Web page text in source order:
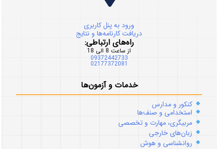
ورود به پنل کاربری
دریافت کارنامه‌ها و نتایج
راه‌های ارتباطی:
از ساعت 8 الی 18
09372442733
02177372081
خدمات و آزمون‌ها
کنکور و مدارس
استخدامی و صنف‌ها
مربیگری، مهارت و تخصصی
زبان‌های خارجی
روانشناسی و هوش